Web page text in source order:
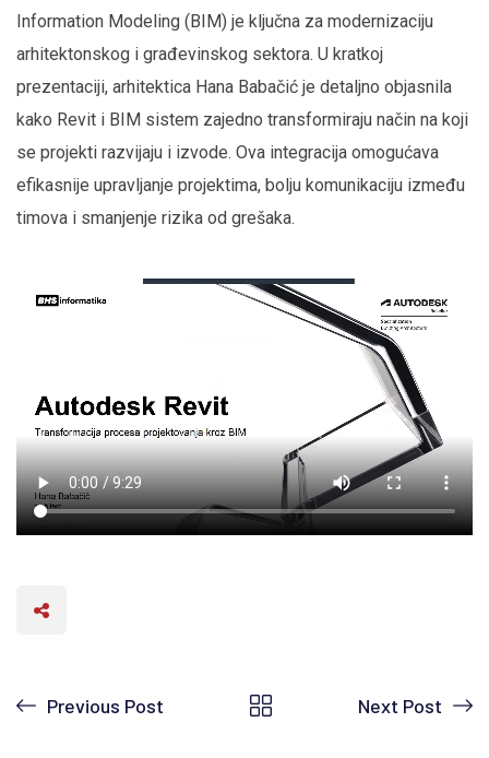
Information Modeling (BIM) je ključna za modernizaciju
arhitektonskog i građevinskog sektora. U kratkoj
prezentaciji, arhitektica Hana Babačić je detaljno objasnila
kako Revit i BIM sistem zajedno transformiraju način na koji
se projekti razvijaju i izvode. Ova integracija omogućava
efikasnije upravljanje projektima, bolju komunikaciju između
timova i smanjenje rizika od grešaka.
Previous Post Next Post